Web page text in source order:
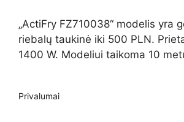
„ActiFry FZ710038“ modelis yra
riebalų taukinė iki 500 PLN.
1400 W. Modeliui taikoma 10
Privalumai